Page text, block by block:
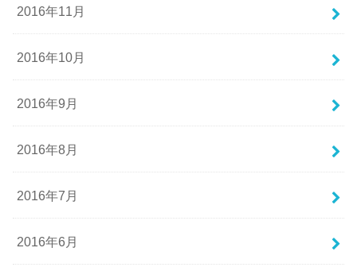
2016年11月
2016年10月
2016年9月
2016年8月
2016年7月
2016年6月